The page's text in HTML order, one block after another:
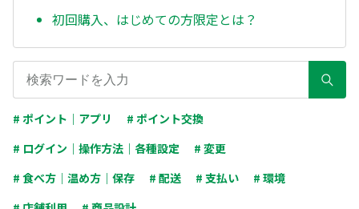
初回購入、はじめての方限定とは？
# ポイント｜アプリ
# ポイント交換
# ログイン｜操作方法｜各種設定
# 変更
# 食べ方｜温め方｜保存
# 配送 # 支払い
# 環境